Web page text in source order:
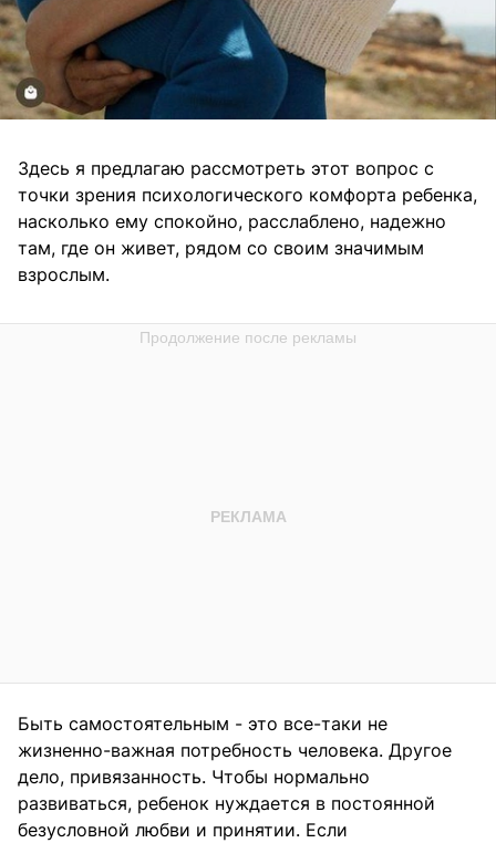
Здесь я предлагаю рассмотреть этот вопрос с
точки зрения психологического комфорта ребенка,
насколько ему спокойно, расслаблено, надежно
там, где он живет, рядом со своим значимым
взрослым.
Быть самостоятельным - это все-таки не
жизненно-важная потребность человека. Другое
дело, привязанность. Чтобы нормально
развиваться, ребенок нуждается в постоянной
безусловной любви и принятии. Если